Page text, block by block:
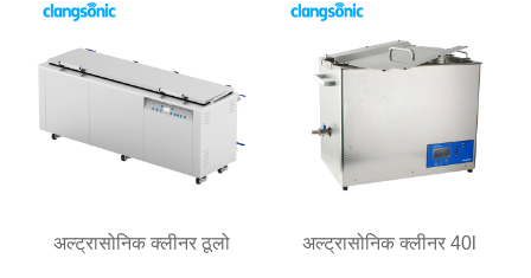
अल्ट्रासोनिक क्लीनर ठूलो अल्ट्रासोनिक क्लीनर 40l